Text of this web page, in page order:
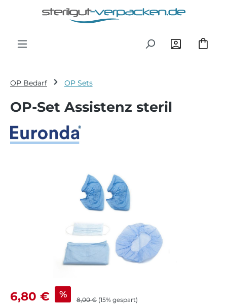
Zum Hauptinhalt springen
OP Bedarf OP Sets
OP-Set Assistenz steril
Verkaufspreis:
6,80 € % Regulärer Preis:
8,00 € (15% gespart)